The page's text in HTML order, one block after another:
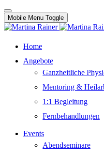
Mobile Menu Toggle
Home
Angebote
Ganzheitliche
Mentoring &
1:1 Begleitung
Fernbehandlungen
Events
Abendseminare